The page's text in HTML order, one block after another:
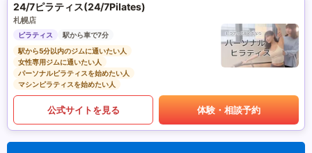
24/7ピラティス(24/7Pilates)
札幌店
ピラティス
駅から車で7分
駅から5分以内のジムに通いたい人
女性専用ジムに通いたい人
パーソナルピラティスを始めたい人
マシンピラティスを始めたい人
公式サイトを見る 体験・相談予約